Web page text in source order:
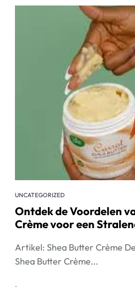
UNCATEGORIZED
Ontdek de Voordelen
Crème voor een
Artikel: Shea Butter Crème
Shea Butter Crème...